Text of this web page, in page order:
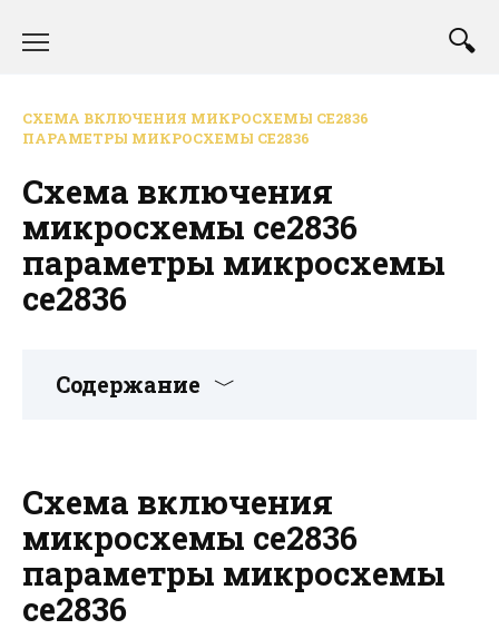
СХЕМА ВКЛЮЧЕНИЯ МИКРОСХЕМЫ СЕ2836
ПАРАМЕТРЫ МИКРОСХЕМЫ СЕ2836
Схема включения
микросхемы се2836
параметры микросхемы
се2836
Содержание
Схема включения
микросхемы се2836
параметры микросхемы
се2836